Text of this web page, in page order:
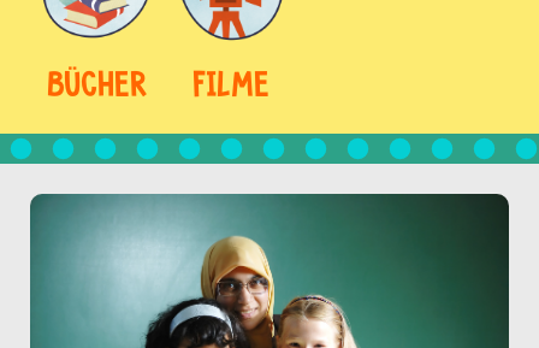
BÜCHER FILME